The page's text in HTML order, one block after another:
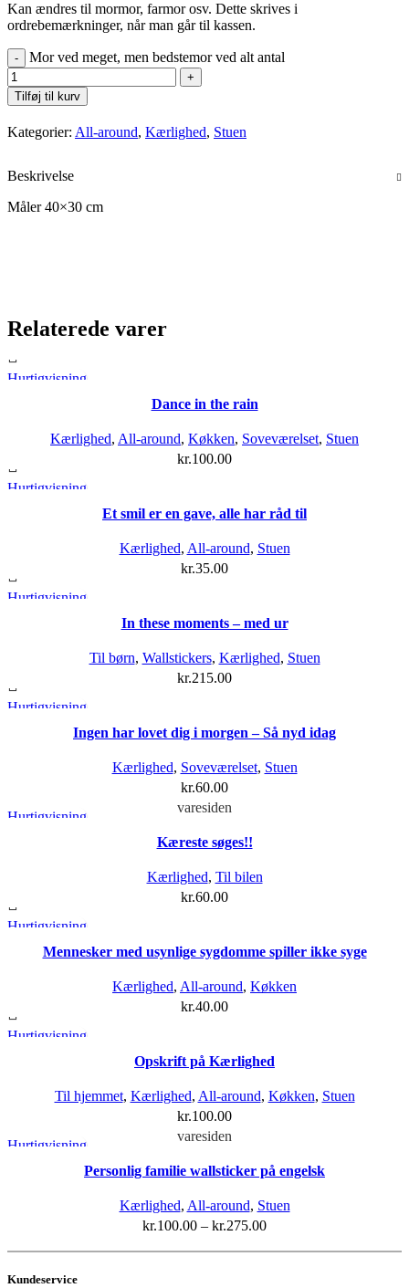
Kan ændres til mormor, farmor osv. Dette skrives i
ordrebemærkninger, når man går til kassen.
Mor ved meget, men bedstemor ved alt antal
Tilføj til kurv
Kategorier: All-around, Kærlighed, Stuen
Beskrivelse
Måler 40×30 cm
Relaterede varer
Hurtigvisning
Dance in the rain
Kærlighed, All-around, Køkken, Soveværelset, Stuen
kr.100.00
Hurtigvisning
Et smil er en gave, alle har råd til
Kærlighed, All-around, Stuen
kr.35.00
Hurtigvisning
In these moments – med ur
Til børn, Wallstickers, Kærlighed, Stuen
kr.215.00
Hurtigvisning
Ingen har lovet dig i morgen – Så nyd idag
Kærlighed, Soveværelset, Stuen
kr.60.00
Hurtigvisning
Dette vare har flere varianter. Mulighederne kan vælges på
varesiden
Kæreste søges!!
Kærlighed, Til bilen
kr.60.00
Hurtigvisning
Mennesker med usynlige sygdomme spiller ikke syge
Kærlighed, All-around, Køkken
kr.40.00
Hurtigvisning
Opskrift på Kærlighed
Til hjemmet, Kærlighed, All-around, Køkken, Stuen
kr.100.00
Hurtigvisning
Dette vare har flere varianter. Mulighederne kan vælges på
varesiden
Personlig familie wallsticker på engelsk
Kærlighed, All-around, Stuen
kr.100.00 – kr.275.00
Kundeservice